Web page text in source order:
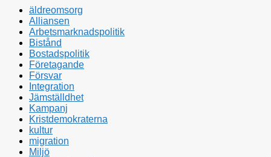
äldreomsorg
Alliansen
Arbetsmarknadspolitik
Bistånd
Bostadspolitik
Företagande
Försvar
Integration
Jämställdhet
Kampanj
Kristdemokraterna
kultur
migration
Miljö